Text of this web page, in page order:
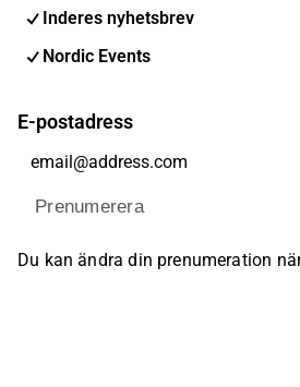
Inderes nyhetsbrev
Nordic Events
E-postadress
Prenumerera
Du kan ändra din prenumeration